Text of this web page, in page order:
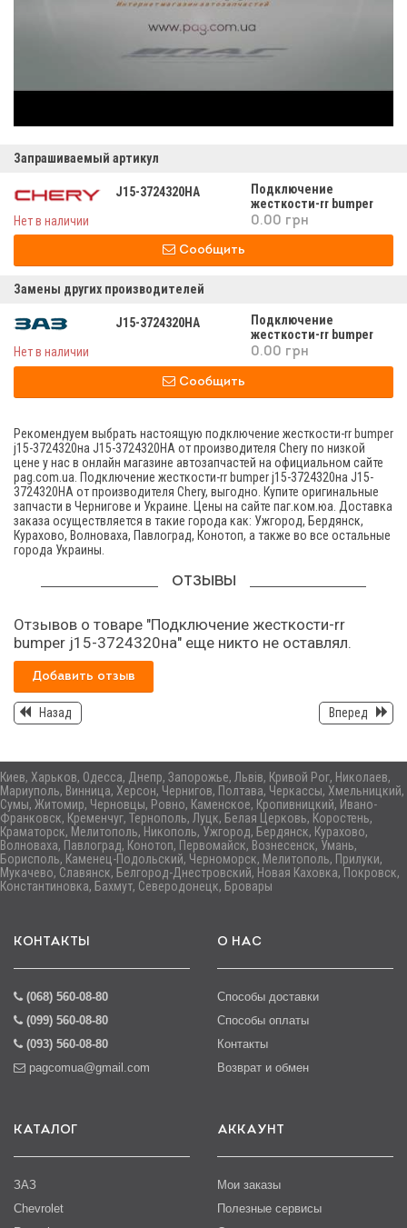
Запрашиваемый артикул
J15-3724320HA
Подключение
жесткости-rr bumper
j15-3724320на
Нет в наличии 0.00 грн
Сообщить
Замены других производителей
J15-3724320HA
Подключение
жесткости-rr bumper
j15-3724320на
Нет в наличии 0.00 грн
Сообщить
Рекомендуем выбрать настоящую подключение жесткости-rr bumper
j15-3724320на J15-3724320HA от производителя Chery по низкой
цене у нас в онлайн магазине автозапчастей на официальном сайте
pag.com.ua. Подключение жесткости-rr bumper j15-3724320на J15-
3724320HA от производителя Chery, выгодно. Купите оригинальные
запчасти в Чернигове и Украине. Цены на сайте паг.ком.юа. Доставка
заказа осуществляется в такие города как: Ужгород, Бердянск,
Курахово, Волноваха, Павлоград, Конотоп, а также во все остальные
города Украины.
ОТЗЫВЫ
Отзывов о товаре "Подключение жесткости-rr
bumper j15-3724320на" еще никто не оставлял.
Добавить отзыв
Назад Вперед
Киев, Харьков, Одесса, Днепр, Запорожье, Львів, Кривой Рог, Николаев,
Мариуполь, Винница, Херсон, Чернигов, Полтава, Черкассы, Хмельницкий,
Сумы, Житомир, Черновцы, Ровно, Каменское, Кропивницкий, Ивано-
Франковск, Кременчуг, Тернополь, Луцк, Белая Церковь, Коростень,
Краматорск, Мелитополь, Никополь, Ужгород, Бердянск, Курахово,
Волноваха, Павлоград, Конотоп, Первомайск, Вознесенск, Умань,
Борисполь, Каменец-Подольский, Черноморск, Мелитополь, Прилуки,
Мукачево, Славянск, Белгород-Днестровский, Новая Каховка, Покровск,
Константиновка, Бахмут, Северодонецк, Бровары
КОНТАКТЫ
(068) 560-08-80
(099) 560-08-80
(093) 560-08-80
pagcomua@gmail.com
О НАС
Способы доставки
Способы оплаты
Контакты
Возврат и обмен
КАТАЛОГ
ЗАЗ
Chevrolet
АККАУНТ
Мои заказы
Полезные сервисы